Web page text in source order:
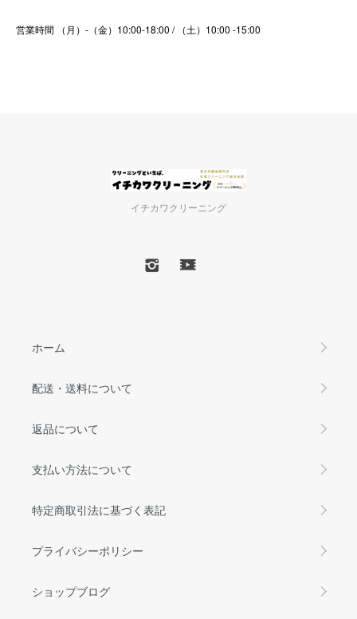
営業時間 （月）-（金）10:00-18:00 / （土）10:00 -15:00
イチカワクリーニング
ホーム
配送・送料について
返品について
支払い方法について
特定商取引法に基づく表記
プライバシーポリシー
ショップブログ